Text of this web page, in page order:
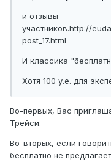
и отзывы
участников.http://
post_17.html
И классика
Хотя 100 у.е. для
Во-первых, Вас
Трейси.
Во-вторых, если
бесплатно не